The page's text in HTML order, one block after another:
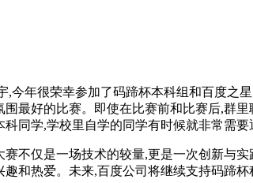
,今年很荣幸参加了码蹄杯本科组和百度之
围最好的比赛。即使在比赛前和比赛后,群
同学,学校里自学的同学有时候就非常需
赛不仅是一场技术的较量,更是一次创新与
和热爱。未来,百度公司将继续支持码蹄